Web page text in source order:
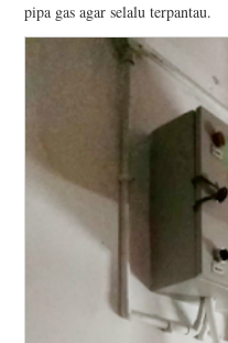
pipa gas agar selalu terpantau.